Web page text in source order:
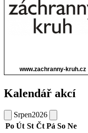
Kalendář akcí
Srpen2026
Po Út St Čt Pá So Ne